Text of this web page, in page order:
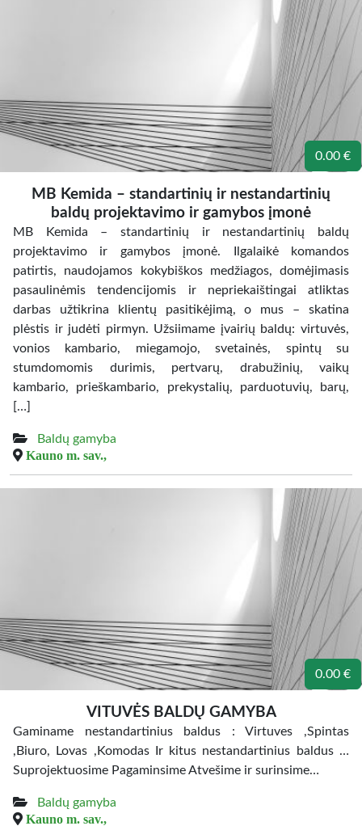
0.00 €
MB Kemida – standartinių ir nestandartinių
baldų projektavimo ir gamybos įmonė
MB Kemida – standartinių ir nestandartinių baldų
projektavimo ir gamybos įmonė. Ilgalaikė komandos
patirtis, naudojamos kokybiškos medžiagos, domėjimasis
pasaulinėmis tendencijomis ir nepriekaištingai atliktas
darbas užtikrina klientų pasitikėjimą, o mus – skatina
plėstis ir judėti pirmyn. Užsiimame įvairių baldų: virtuvės,
vonios kambario, miegamojo, svetainės, spintų su
stumdomomis durimis, pertvarų, drabužinių, vaikų
kambario, prieškambario, prekystalių, parduotuvių, barų,
[…]
Baldų gamyba
Kauno m. sav.,
0.00 €
VITUVĖS BALDŲ GAMYBA
Gaminame nestandartinius baldus : Virtuves ,Spintas
,Biuro, Lovas ,Komodas Ir kitus nestandartinius baldus …
Suprojektuosime Pagaminsime Atvešime ir surinsime…
Baldų gamyba
Kauno m. sav.,